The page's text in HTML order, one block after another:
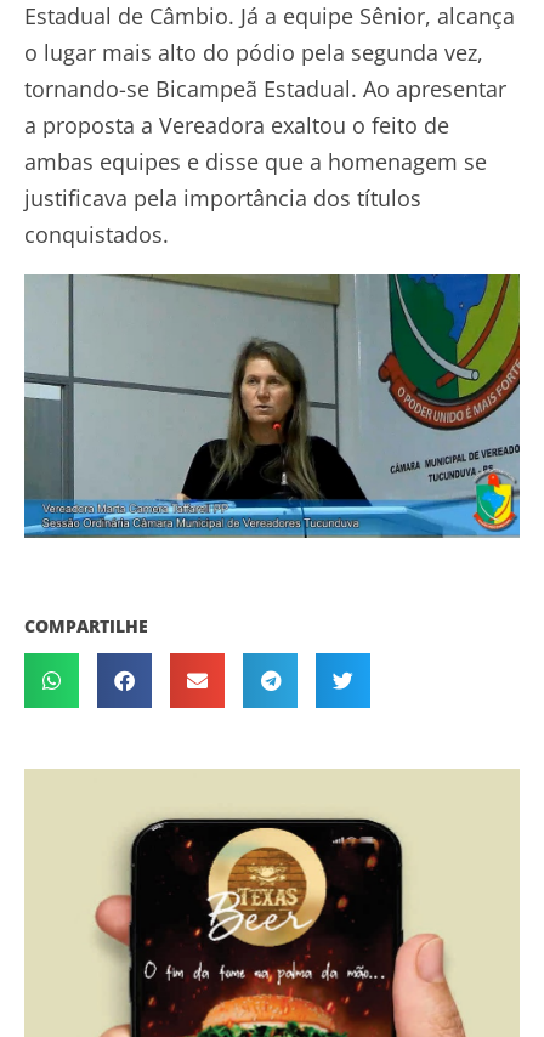
Estadual de Câmbio. Já a equipe Sênior, alcança
o lugar mais alto do pódio pela segunda vez,
tornando-se Bicampeã Estadual. Ao apresentar
a proposta a Vereadora exaltou o feito de
ambas equipes e disse que a homenagem se
justificava pela importância dos títulos
conquistados.
COMPARTILHE